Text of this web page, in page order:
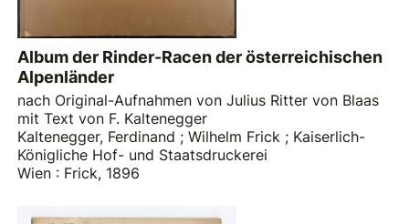
Album der Rinder-Racen der österreichischen
Alpenländer
nach Original-Aufnahmen von Julius Ritter von Blaas
mit Text von F. Kaltenegger
Kaltenegger, Ferdinand ;Wilhelm Frick ; Kaiserlich-
Königliche Hof- und Staatsdruckerei
Wien : Frick, 1896